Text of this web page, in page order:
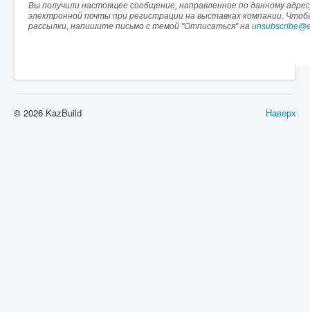
Вы получили настоящее сообщение, направленное по данному
электронной почты при регистрации на выставках компании.
рассылки, напишите письмо с темой "Отписаться" на
Наверх
© 2026 KazBuild